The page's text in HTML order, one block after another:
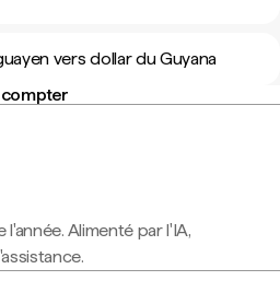
vers dollar du Guyana
Alimenté par l'IA,